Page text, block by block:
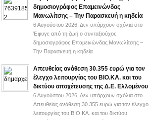
δημοσιογράφος Επαμεινώνδας
Μανωλίτσης – Την Παρασκευή η κηδεία
6 Αυγούστου 2026, Δεν υπάρχουν σχόλια στο
Έφυγε από τη ζωή ο συνταξιούχος
δημοσιογράφος Επαμεινώνδας Μανωλίτσης –
Την Παρασκευή η κηδεία
Απευθείας ανάθεση 30.355 ευρώ για τον
έλεγχο λειτουργίας του ΒΙΟ.ΚΑ. και του
δικτύου αποχέτευσης της Δ.Ε. Ελλομένου
6 Αυγούστου 2026, Δεν υπάρχουν σχόλια στο
Απευθείας ανάθεση 30.355 ευρώ για τον έλεγχο
λειτουργίας του ΒΙΟ.ΚΑ. και του δικτύου